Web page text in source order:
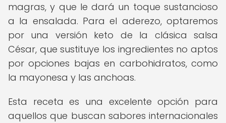
magras, y que le dará un toque sustancioso
a la ensalada. Para el aderezo, optaremos
por una versión keto de la clásica salsa
César, que sustituye los ingredientes no aptos
por opciones bajas en carbohidratos, como
la mayonesa y las anchoas.
Esta receta es una excelente opción para
aquellos que buscan sabores internacionales